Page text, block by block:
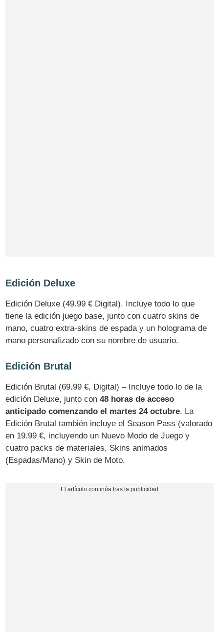
Edición Deluxe
Edición Deluxe (49.99 € Digital). Incluye todo lo que
tiene la edición juego base, junto con cuatro skins de
mano, cuatro extra-skins de espada y un holograma de
mano personalizado con su nombre de usuario.
Edición Brutal
Edición Brutal (69.99 €, Digital) – Incluye todo lo de la
edición Deluxe, junto con48 horas de acceso
anticipado comenzando el martes 24 octubre. La
Edición Brutal también incluye el Season Pass (valorado
en 19.99 €, incluyendo un Nuevo Modo de Juego y
cuatro packs de materiales, Skins animados
(Espadas/Mano) y Skin de Moto.